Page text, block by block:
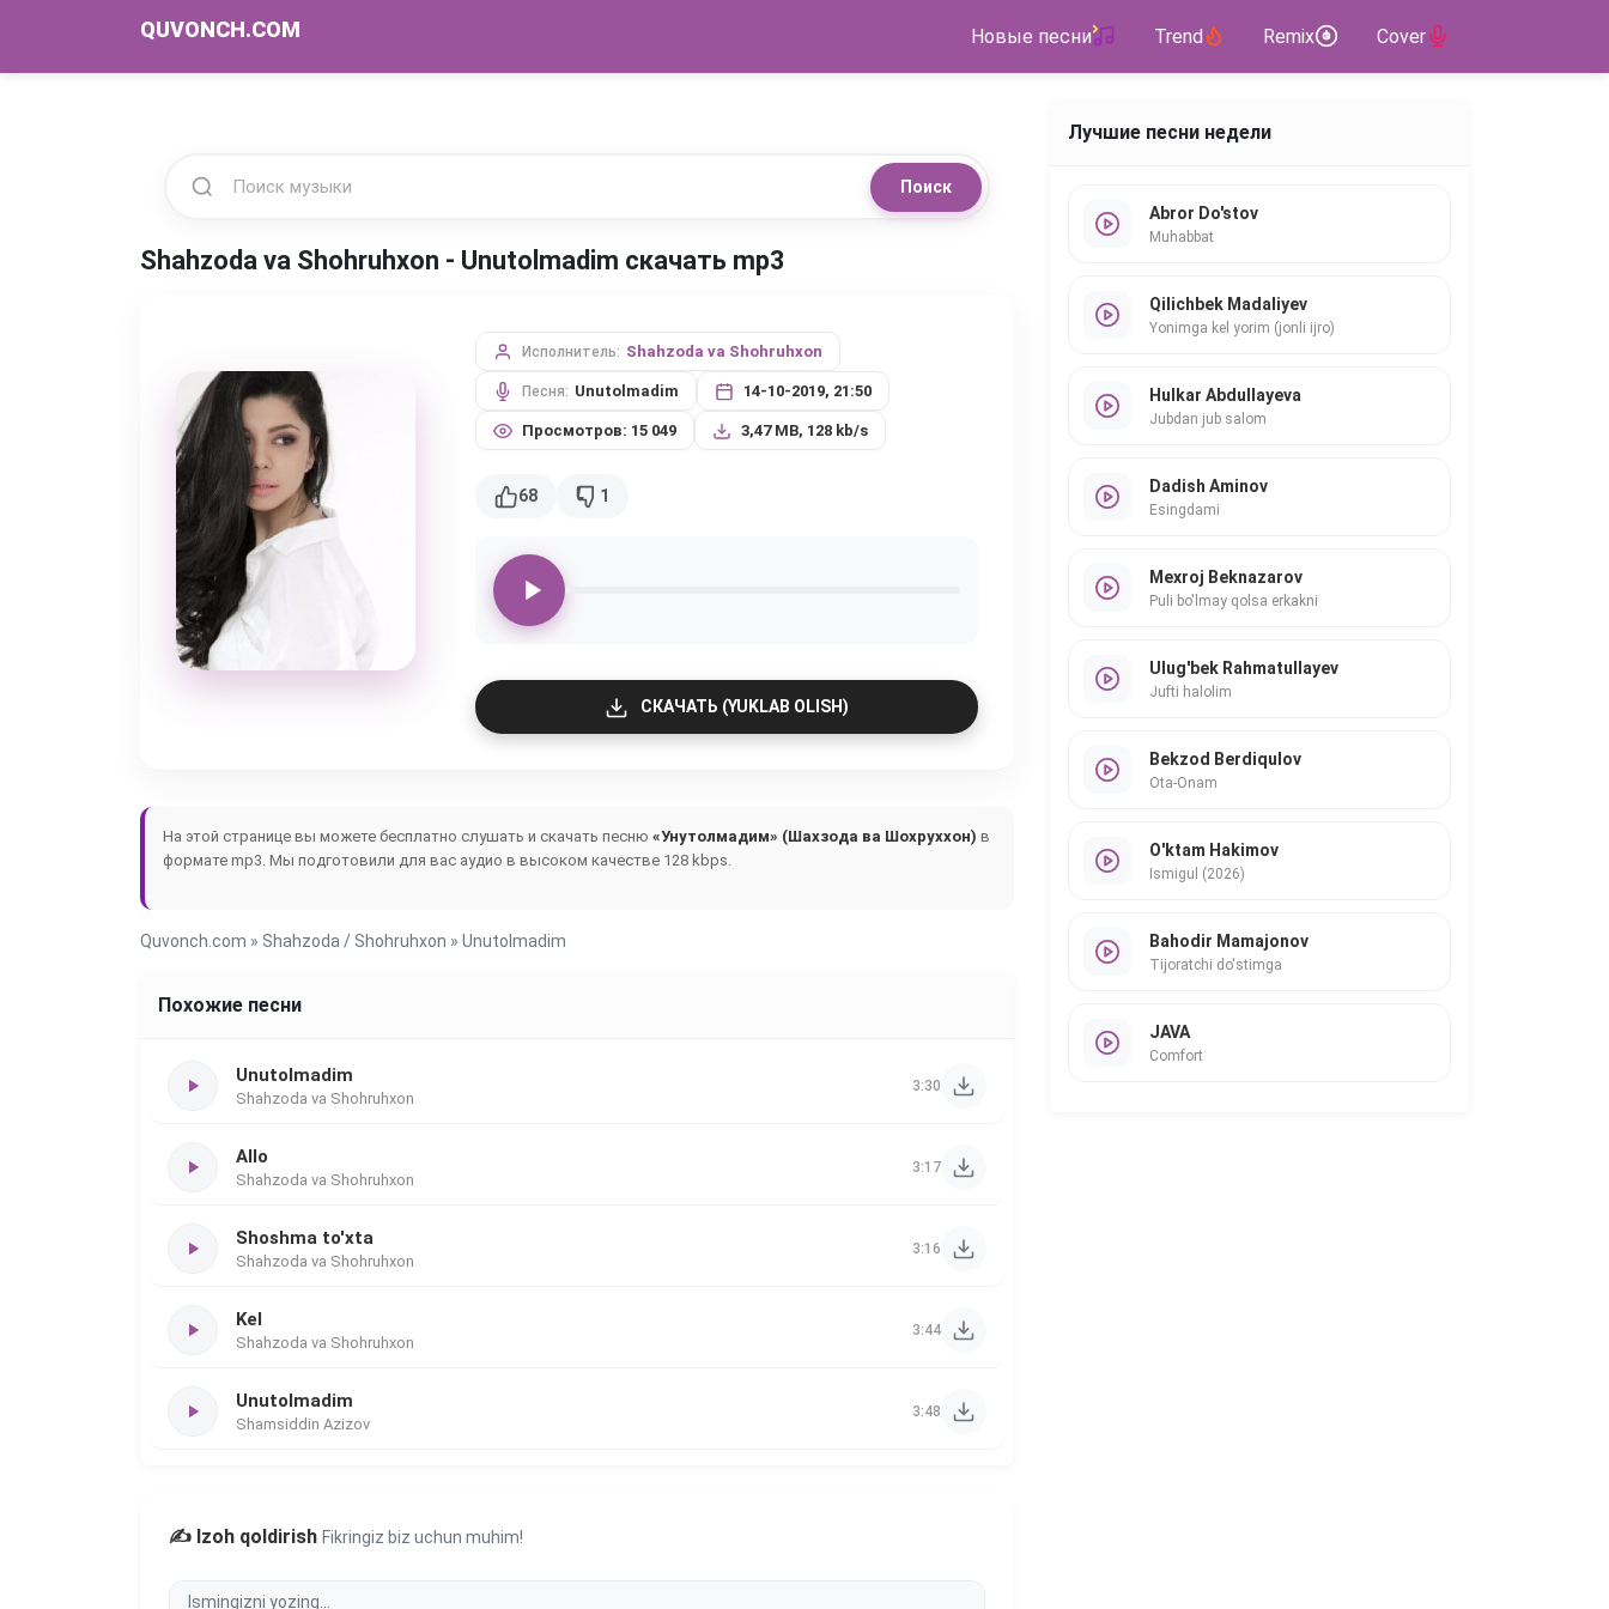
QUVONCH.COM Новые песни Trend Remix Cover
Поиск
Shahzoda va Shohruhxon - Unutolmadim скачать mp3
Исполнитель: Shahzoda va Shohruhxon
Песня: Unutolmadim 14-10-2019, 21:50
Просмотров: 15 049 3,47 MB, 128 kb/s
68 1
СКАЧАТЬ (YUKLAB OLISH)
На этой странице вы можете бесплатно слушать и скачать песню «Унутолмадим» (Шахзода ва Шохруххон) в
формате mp3. Мы подготовили для вас аудио в высоком качестве 128 kbps.
Quvonch.com » Shahzoda / Shohruhxon » Unutolmadim
Похожие песни
Unutolmadim
Shahzoda va Shohruhxon
3:30
Allo
Shahzoda va Shohruhxon
3:17
Shoshma to'xta
Shahzoda va Shohruhxon
3:16
Kel
Shahzoda va Shohruhxon
3:44
Unutolmadim
Shamsiddin Azizov
3:48
✍️ Izoh qoldirish Fikringiz biz uchun muhim!
Лучшие песни недели
Abror Do'stov
Muhabbat
Qilichbek Madaliyev
Yonimga kel yorim (jonli ijro)
Hulkar Abdullayeva
Jubdan jub salom
Dadish Aminov
Esingdami
Mexroj Beknazarov
Puli bo'lmay qolsa erkakni
Ulug'bek Rahmatullayev
Jufti halolim
Bekzod Berdiqulov
Ota-Onam
O'ktam Hakimov
Ismigul (2026)
Bahodir Mamajonov
Tijoratchi do'stimga
JAVA
Comfort